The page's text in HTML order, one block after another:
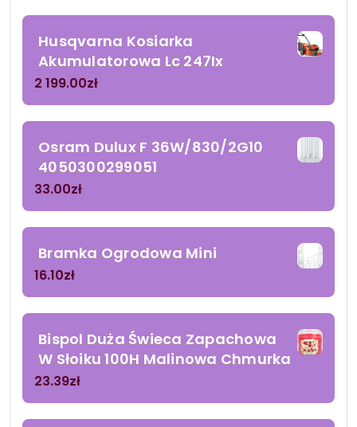
Husqvarna Kosiarka
Akumulatorowa Lc 247Ix
2 199.00zł
Osram Dulux F 36W/830/2G10
4050300299051
33.00zł
Bramka Ogrodowa Mini
16.10zł
Bispol Duża Świeca Zapachowa
W Słoiku 100H Malinowa Chmurka
23.39zł